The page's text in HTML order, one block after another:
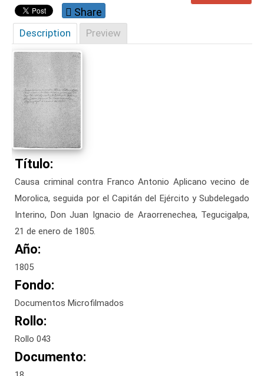
Share
Description Preview
Título:
Causa criminal contra Franco Antonio Aplicano vecino de
Morolica, seguida por el Capitán del Ejército y Subdelegado
Interino, Don Juan Ignacio de Araorrenechea, Tegucigalpa,
21 de enero de 1805.
Año:
1805
Fondo:
Documentos Microfilmados
Rollo:
Rollo 043
Documento: